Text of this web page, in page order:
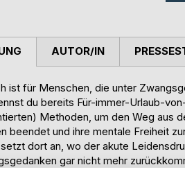
ist für Menschen, die unter
du bereits Für-immer-Urlaub-
Methoden, um den Weg aus
beendet und ihre mentale Freiheit
dort an, wo der akute
gar nicht mehr
AUTOR/IN